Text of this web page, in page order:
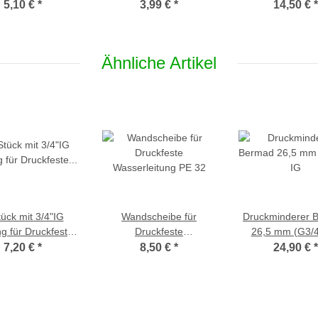
5,10 € * 3,99 € *
Winkel/
14,50 € *
Ähnliche Artikel
mit 3/4"IG
für Druckfeste
PE 32
7,20 € *
Wandscheibe für
Druckfeste
Wasserleitung PE 32
8,50 € *
Druckminderer
26,5 mm (G3/
24,90 € *